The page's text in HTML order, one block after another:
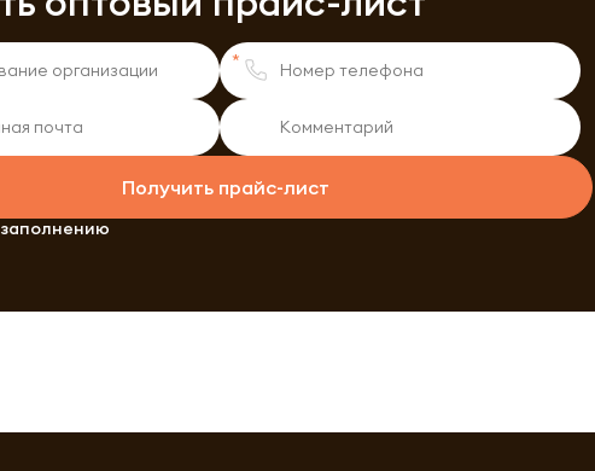
Получить прайс-лист